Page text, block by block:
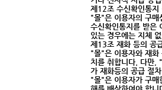
제12조 수신확인통지
"몰"은 이용자의 구매
수신확인통지를 받은
있는 경우에는 지체
제13조 재화 등의 공
"몰"은 이용자와 재화
치를 취합니다. 다만,
가 재화등의 공급 절
"몰"은 이용자가 구매